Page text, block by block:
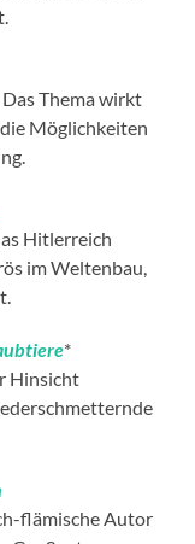
Thema wirkt
Möglichkeiten
Hitlerreich
im Weltenbau,
*
Hinsicht
flämische Autor